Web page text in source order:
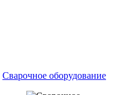
Сварочное оборудование